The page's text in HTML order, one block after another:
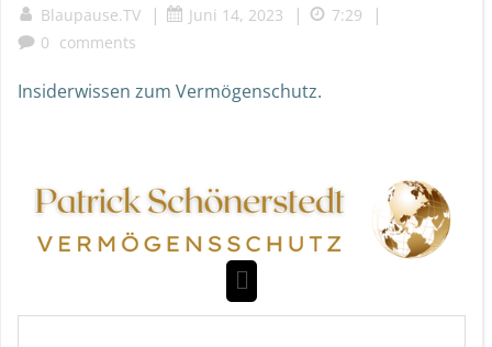
Blaupause.TV | Juni 14, 2023 | 7:29 |
0 comments
Insiderwissen zum Vermögenschutz.